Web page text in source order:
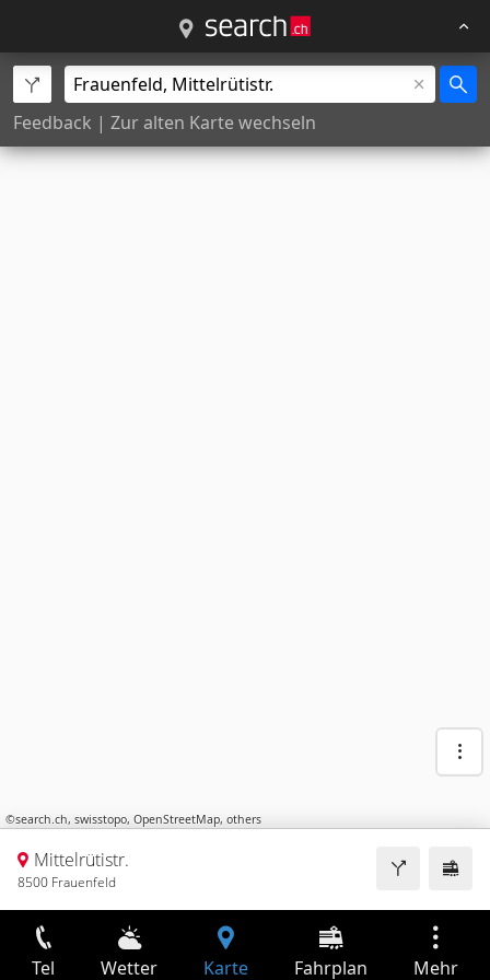
Feedback | Zur alten Karte wechseln
©search.ch, swisstopo, OpenStreetMap, others
Mittelrütistr.
8500 Frauenfeld
Tel Wetter Karte Fahrplan Mehr